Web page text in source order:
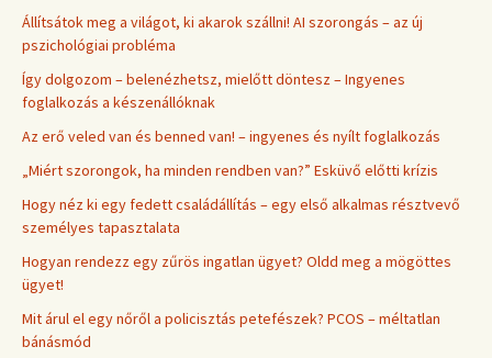
Állítsátok meg a világot, ki akarok szállni! AI szorongás – az új
pszichológiai probléma
Így dolgozom – belenézhetsz, mielőtt döntesz – Ingyenes
foglalkozás a készenállóknak
Az erő veled van és benned van! – ingyenes és nyílt foglalkozás
„Miért szorongok, ha minden rendben van?” Esküvő előtti krízis
Hogy néz ki egy fedett családállítás – egy első alkalmas résztvevő
személyes tapasztalata
Hogyan rendezz egy zűrös ingatlan ügyet? Oldd meg a mögöttes
ügyet!
Mit árul el egy nőről a policisztás petefészek? PCOS – méltatlan
bánásmód